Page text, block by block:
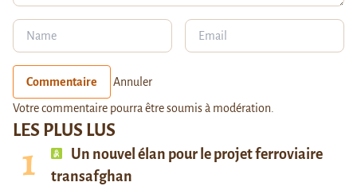
LES PLUS LUS
Un nouvel élan pour le projet ferroviaire
transafghan
Commentaire Annuler
Votre commentaire pourra être soumis à modération.